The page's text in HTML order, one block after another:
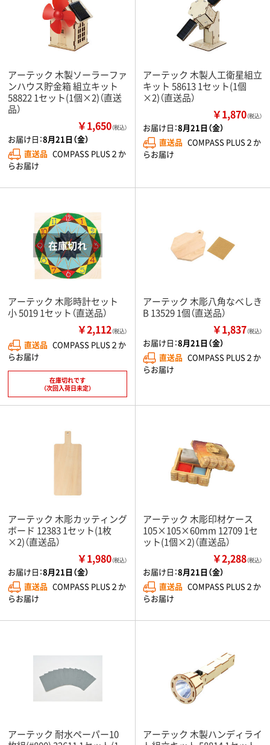
アーテック 木製ソーラーファ
ンハウス貯金箱 組立キット
58822 1セット(1個×2)（直送
品）
￥1,650（税込）
お届け日：8月21日（金）
直送品 COMPASS PLUS２か
らお届け
アーテック 木製人工衛星組立
キット 58613 1セット(1個
×2)（直送品）
￥1,870（税込）
お届け日：8月21日（金）
直送品 COMPASS PLUS２か
らお届け
アーテック 木彫時計セット
小 5019 1セット（直送品）
￥2,112（税込）
直送品 COMPASS PLUS２か
らお届け
在庫切れです
（次回入荷日未定）
アーテック 木彫八角なべしき
B 13529 1個（直送品）
￥1,837（税込）
お届け日：8月21日（金）
直送品 COMPASS PLUS２か
らお届け
アーテック 木彫カッティング
ボード 12383 1セット(1枚
×2)（直送品）
￥1,980（税込）
お届け日：8月21日（金）
直送品 COMPASS PLUS２か
らお届け
アーテック 木彫印材ケース
105×105×60mm 12709 1セ
ット(1個×2)（直送品）
￥2,288（税込）
お届け日：8月21日（金）
直送品 COMPASS PLUS２か
らお届け
アーテック 耐水ペーパー10
アーテック 木製ハンディライ